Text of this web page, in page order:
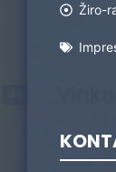
Žiro-